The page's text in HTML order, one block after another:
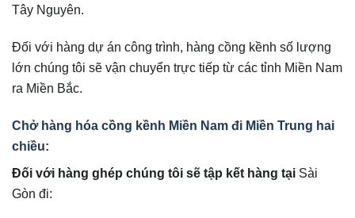
Tây Nguyên.
Đối với hàng dự án công trình, hàng cồng kềnh số lượng
lớn chúng tôi sẽ vận chuyển trực tiếp từ các tỉnh Miền Nam
ra Miền Bắc.
Chở hàng hóa cồng kềnh Miền Nam đi Miền Trung hai
chiều:
Đối với hàng ghép chúng tôi sẽ tập kết hàng tại Sài
Gòn đi: